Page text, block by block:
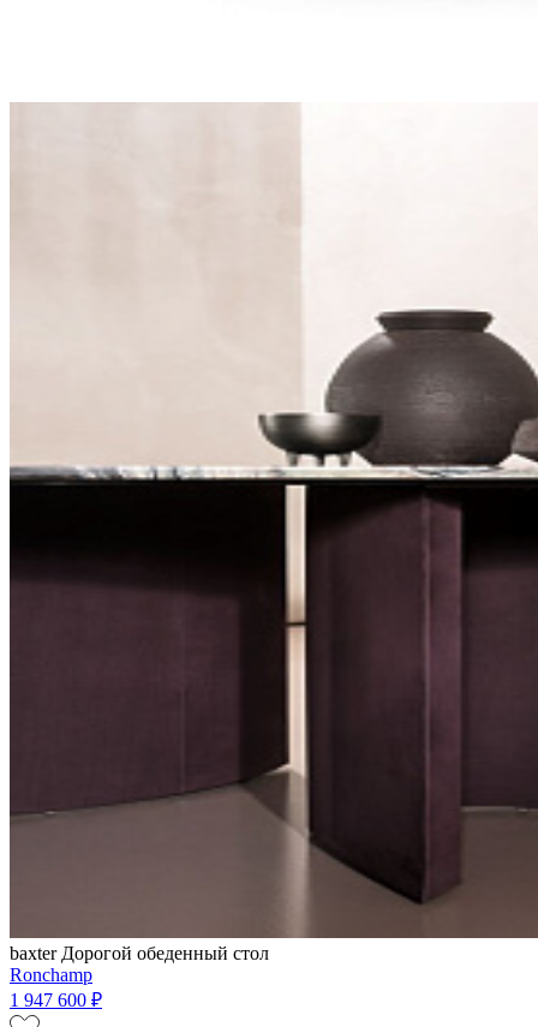
baxter Дорогой обеденный стол
Ronchamp
1 947 600 ₽